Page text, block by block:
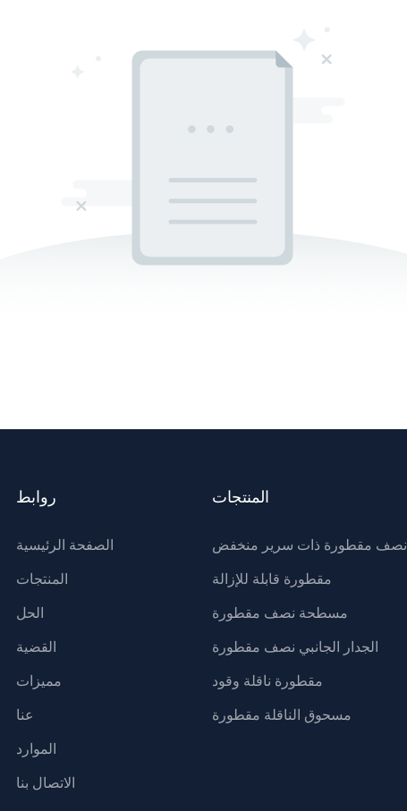
روابط
الصفحة الرئيسية
المنتجات
الحل
القضية
مميزات
عنا
الموارد
الاتصال بنا
المنتجات
نصف مقطورة ذات سرير منخفض
مقطورة قابلة للإزالة
مسطحة نصف مقطورة
الجدار الجانبي نصف مقطورة
مقطورة ناقلة وقود
مسحوق الناقلة مقطورة